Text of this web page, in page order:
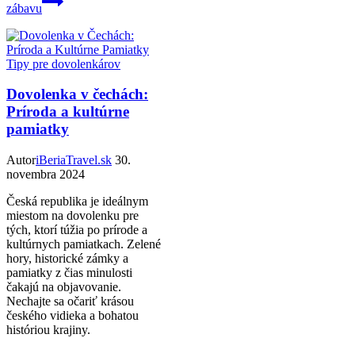
zábavu
Tipy pre dovolenkárov
Dovolenka v čechách:
Príroda a kultúrne
pamiatky
AutoriBeriaTravel.sk 30.
novembra 2024
Česká republika je ideálnym
miestom na dovolenku pre
tých, ktorí túžia po prírode a
kultúrnych pamiatkach. Zelené
hory, historické zámky a
pamiatky z čias minulosti
čakajú na objavovanie.
Nechajte sa očariť krásou
českého vidieka a bohatou
históriou krajiny.